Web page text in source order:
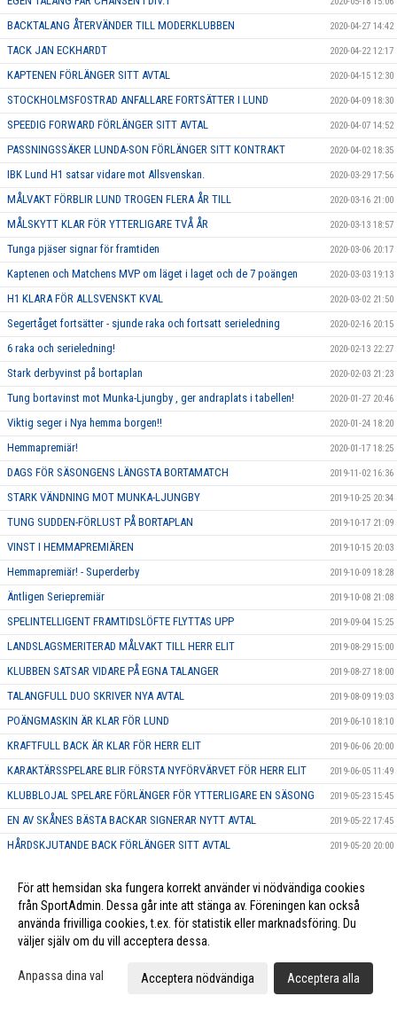
BACKTALANG ÅTERVÄNDER TILL MODERKLUBBEN 2020-04-27 14:42
TACK JAN ECKHARDT 2020-04-22 12:17
KAPTENEN FÖRLÄNGER SITT AVTAL 2020-04-15 12:30
STOCKHOLMSFOSTRAD ANFALLARE FORTSÄTTER I LUND 2020-04-09 18:30
SPEEDIG FORWARD FÖRLÄNGER SITT AVTAL 2020-04-07 14:52
PASSNINGSSÄKER LUNDA-SON FÖRLÄNGER SITT KONTRAKT 2020-04-02 18:35
IBK Lund H1 satsar vidare mot Allsvenskan. 2020-03-29 17:56
MÅLVAKT FÖRBLIR LUND TROGEN FLERA ÅR TILL 2020-03-16 21:00
MÅLSKYTT KLAR FÖR YTTERLIGARE TVÅ ÅR 2020-03-13 18:57
Tunga pjäser signar för framtiden 2020-03-06 20:17
Kaptenen och Matchens MVP om läget i laget och de 7 poängen 2020-03-03 19:13
H1 KLARA FÖR ALLSVENSKT KVAL 2020-03-02 21:50
Segertåget fortsätter - sjunde raka och fortsatt serieledning 2020-02-16 20:15
6 raka och serieledning! 2020-02-13 22:27
Stark derbyvinst på bortaplan 2020-02-03 21:23
Tung bortavinst mot Munka-Ljungby , ger andraplats i tabellen! 2020-01-27 20:46
Viktig seger i Nya hemma borgen!! 2020-01-24 18:20
Hemmapremiär! 2020-01-17 18:25
DAGS FÖR SÄSONGENS LÄNGSTA BORTAMATCH 2019-11-02 16:36
STARK VÄNDNING MOT MUNKA-LJUNGBY 2019-10-25 20:34
TUNG SUDDEN-FÖRLUST PÅ BORTAPLAN 2019-10-17 21:09
VINST I HEMMAPREMIÄREN 2019-10-15 20:03
Hemmapremiär! - Superderby 2019-10-09 18:28
Äntligen Seriepremiär 2019-10-08 21:08
SPELINTELLIGENT FRAMTIDSLÖFTE FLYTTAS UPP 2019-09-04 15:25
LANDSLAGSMERITERAD MÅLVAKT TILL HERR ELIT 2019-08-29 15:00
KLUBBEN SATSAR VIDARE PÅ EGNA TALANGER 2019-08-27 18:00
TALANGFULL DUO SKRIVER NYA AVTAL 2019-08-09 19:03
POÄNGMASKIN ÄR KLAR FÖR LUND 2019-06-10 18:10
KRAFTFULL BACK ÄR KLAR FÖR HERR ELIT 2019-06-06 20:00
KARAKTÄRSSPELARE BLIR FÖRSTA NYFÖRVÄRVET FÖR HERR ELIT 2019-06-05 11:49
KLUBBLOJAL SPELARE FÖRLÄNGER FÖR YTTERLIGARE EN SÄSONG 2019-05-23 15:45
EN AV SKÅNES BÄSTA BACKAR SIGNERAR NYTT AVTAL 2019-05-22 17:45
HÅRDSKJUTANDE BACK FÖRLÄNGER SITT AVTAL 2019-05-20 20:00
Tåget rullar mot Allsvenskan - försäsongen är igång 2019-05-13 20:01
KAPTENEN FÖRLÄNGER SITT KONTRAKT 2019-05-13 19:53
POÄNGSPELARE FÖRLÄNGER SITT KONTRAKT
ASSISTERANDE TRÄNARE KLAR FÖR HERRAR DIV.1
2019-04-15 15:41
För att hemsidan ska fungera korrekt använder vi nödvändiga cookies
från SportAdmin. Dessa går inte att stänga av. Föreningen kan också
använda frivilliga cookies, t.ex. för statistik eller marknadsföring. Du
väljer själv om du vill acceptera dessa.
Anpassa dina val Acceptera nödvändiga Acceptera alla